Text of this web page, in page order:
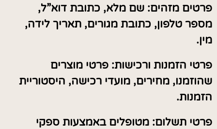
פרטים מזהים: שם מלא, כתובת דוא”ל,
מספר טלפון, כתובת מגורים, תאריך לידה,
מין.
פרטי הזמנות ורכישות: פרטי מוצרים
שהוזמנו, מחירים, מועדי רכישה, היסטוריית
הזמנות.
פרטי תשלום: מטופלים באמצעות ספקי